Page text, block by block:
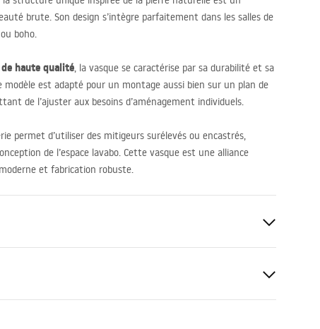
brute. Son design s’intègre parfaitement dans les salles de
boho.
haute qualité, la vasque se caractérise par sa durabilité et sa
modèle est adapté pour un montage aussi bien sur un plan de
de l’ajuster aux besoins d’aménagement individuels.
permet d’utiliser des mitigeurs surélevés ou encastrés,
de l’espace lavabo. Cette vasque est une alliance
et fabrication robuste.
Aspect pierre